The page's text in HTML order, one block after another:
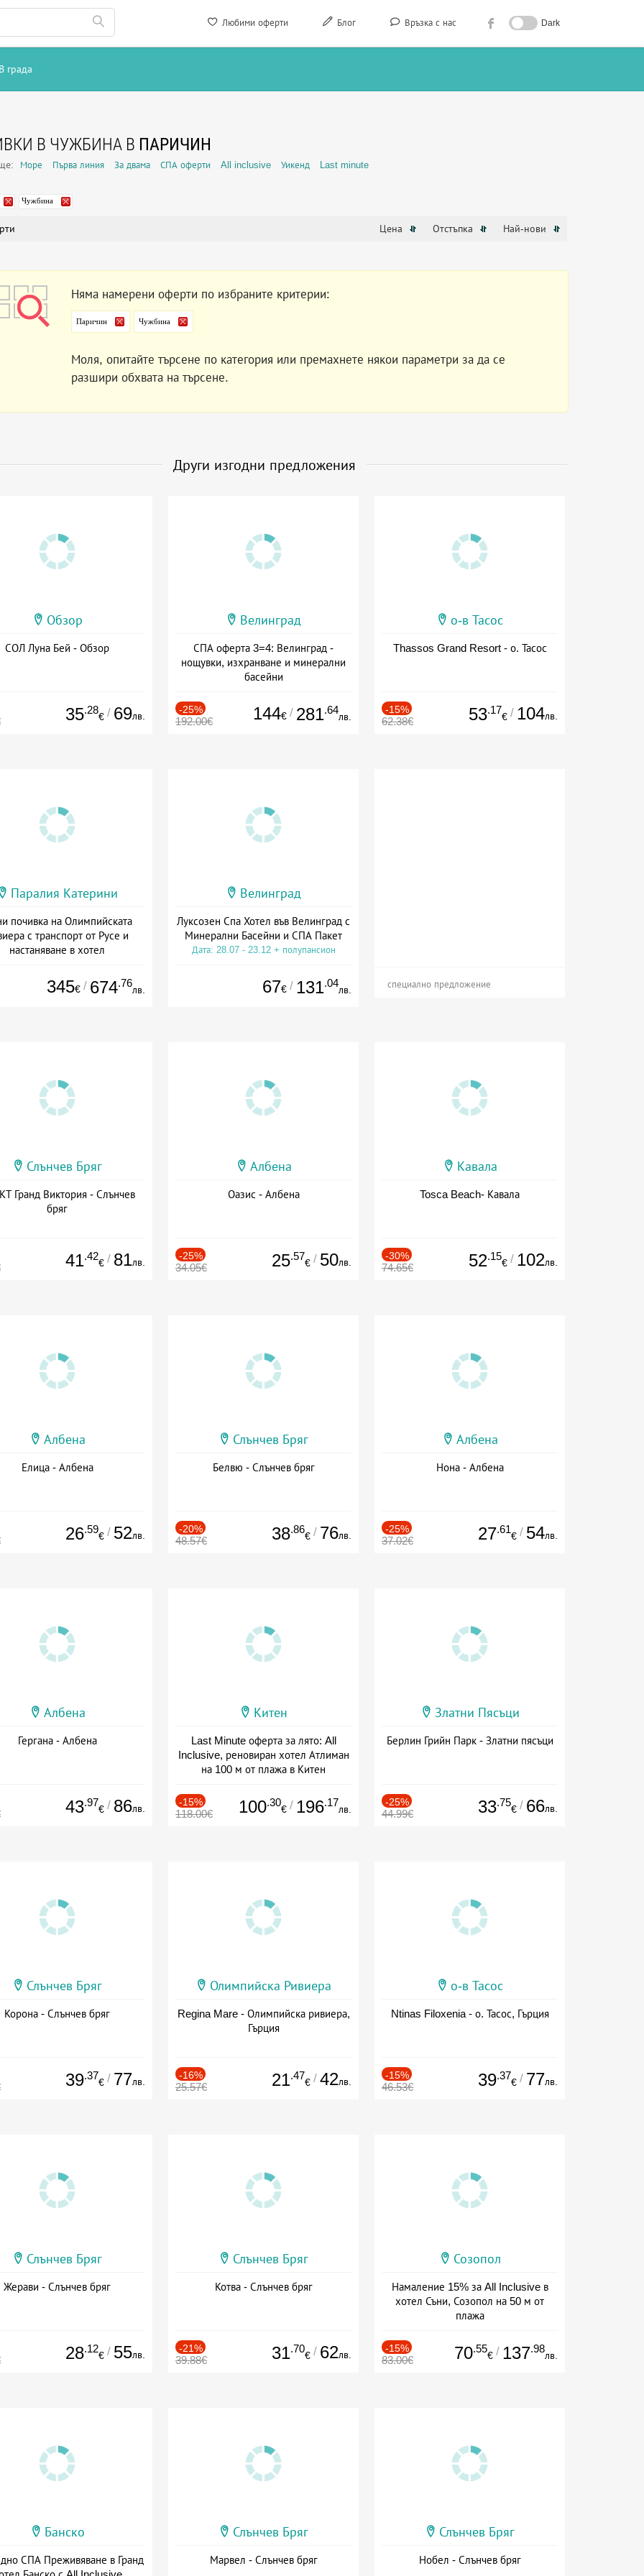
Любими оферти Блог Връзка с нас Dark
В града
В ЧУЖБИНА В ПАРИЧИН
Море Първа линия За двама СПА оферти All inclusive Уикенд Last minute
Чужбина
Цена Отстъпка Най-нови
Няма намерени оферти по избраните критерии:
Паричин Чужбина
Моля, опитайте търсене по категория или премахнете някои параметри за да се
разшири обхвата на търсене.
Други изгодни предложения
Обзор
СОЛ Луна Бей - Обзор
35.28
€ / 69лв.
Велинград
СПА оферта 3=4: Велинград -
нощувки, изхранване и минерални
басейни
-25%
192.00€ 144€ / 281.64
лв.
о-в Тасос
Thassos Grand Resort - о. Тасос
-15%
62.38€ 53.17
€ / 104лв.
Паралия Катерини
почивка на Олимпийската
с транспорт от Русе и
настаняване в хотел
345€ / 674.76
лв.
Велинград
Луксозен Спа Хотел във Велинград с
Минерални Басейни и СПА Пакет
Дата: 28.07 - 23.12 + полупансион
67€ / 131.04
лв. специално предложение
Слънчев Бряг
Гранд Виктория - Слънчев
бряг
41.42
€ / 81лв.
Албена
Оазис - Албена
-25%
34.05€ 25.57
€ / 50лв.
Кавала
Tosca Beach- Кавала
-30%
74.65€ 52.15
€ / 102лв.
Албена
Елица - Албена
26.59
€ / 52лв.
Слънчев Бряг
Белвю - Слънчев бряг
-20%
48.57€ 38.86
€ / 76лв.
Албена
Нона - Албена
-25%
37.02€ 27.61
€ / 54лв.
Албена
Гергана - Албена
43.97
€ / 86лв.
Китен
Last Minute оферта за лято: All
Inclusive, реновиран хотел Атлиман
на 100 м от плажа в Китен
-15%
118.00€ 100.30
€ / 196.17
лв.
Златни Пясъци
Берлин Грийн Парк - Златни пясъци
-25%
44.99€ 33.75
€ / 66лв.
Слънчев Бряг
Корона - Слънчев бряг
39.37
€ / 77лв.
Олимпийска Ривиера
Regina Mare - Олимпийска ривиера,
Гърция
-16%
25.57€ 21.47
€ / 42лв.
о-в Тасос
Ntinas Filoxenia - о. Тасос, Гърция
-15%
46.53€ 39.37
€ / 77лв.
Слънчев Бряг
Жерави - Слънчев бряг
28.12
€ / 55лв.
Слънчев Бряг
Котва - Слънчев бряг
-21%
39.88€ 31.70
€ / 62лв.
Созопол
Намаление 15% за All Inclusive в
хотел Съни, Созопол на 50 м от
плажа
-15%
83.00€ 70.55
€ / 137.98
лв.
Банско
СПА Преживяване в Гранд
Слънчев Бряг
Марвел - Слънчев бряг
Слънчев Бряг
Нобел - Слънчев бряг